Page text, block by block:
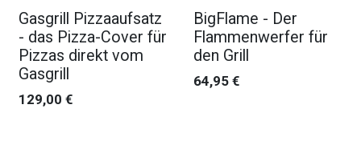
Gasgrill Pizzaaufsatz
- das Pizza-Cover für
Pizzas direkt vom
Gasgrill
129,00 €
BigFlame - Der
Flammenwerfer für
den Grill
64,95€